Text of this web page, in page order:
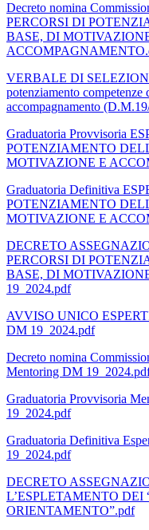
Decreto nomina
PERCORSI DI
BASE, DI
VERBALE DI
potenziamento competenze
accompagnamento
Graduatoria Provvisoria
POTENZIAMENTO
MOTIVAZIONE E
Graduatoria Definitiva
POTENZIAMENTO
MOTIVAZIONE E
DECRETO
PERCORSI DI
BASE, DI
19_2024.pdf
AVVISO UNICO
DM 19_2024.pdf
Decreto nomina
Mentoring DM
Graduatoria Provvisoria
19_2024.pdf
Graduatoria Definitiva
19_2024.pdf
DECRETO
L’ESPLETAMENTO DEI
ORIENTAMENTO”.pdf